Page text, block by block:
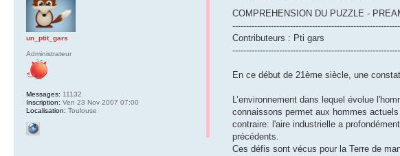
COMPREHENSION DU PUZZLE -
Contributeurs : Pti gars
En ce début de 21ème siècle, une
L’environnement dans lequel évolue
connaissons permet aux hommes
contraire: l'aire industrielle a
précédents.
Ces défis sont vécus pour la Terre de
un_ptit_gars
Administrateur
Messages: 11132
Inscription: Ven 23 Nov 2007 07:00
Localisation: Toulouse